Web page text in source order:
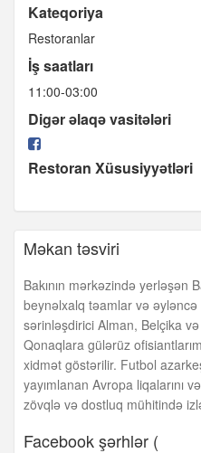
Kateqoriya
Restoranlar
İş saatları
11:00-03:00
Digər əlaqə vasitələri
Restoran Xüsusiyyətləri
Məkan təsviri
Bakının mərkəzində yerləşən
beynəlxalq təamlar və
sərinləşdirici Alman, Belçika
Qonaqlara gülərüz
xidmət göstərilir. Futbol
yayımlanan Avropa liqalarını
zövqlə və dostluq mühitində
Facebook şərhlər (